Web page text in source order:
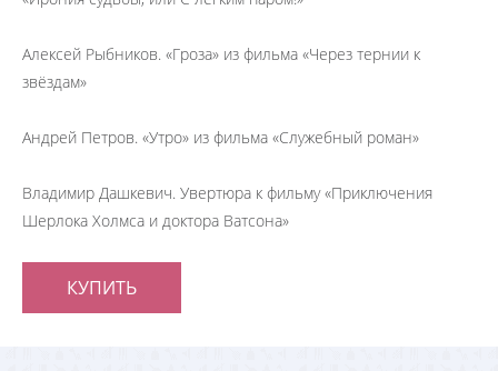
Алексей Рыбников. «Гроза» из фильма «Через тернии к
звёздам»
Андрей Петров. «Утро» из фильма «Служебный роман»
Владимир Дашкевич. Увертюра к фильму «Приключения
Шерлока Холмса и доктора Ватсона»
КУПИТЬ